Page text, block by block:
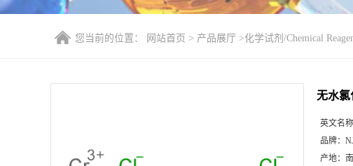
您当前的位置： 网站首页 > 产品展厅 >化学试剂/Chemical
无水
英文名称
品牌：
产地：